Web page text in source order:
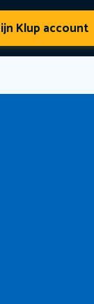
Klup account